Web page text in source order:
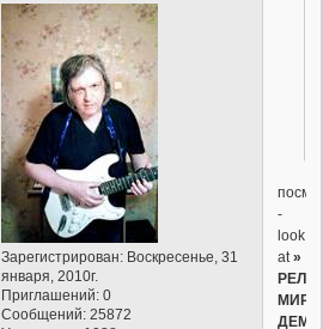
Зарегистрирован: Воскресенье, 31
января, 2010г.
Приглашений: 0
Сообщений: 25872
-
look
at»
МИРА,